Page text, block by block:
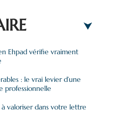
Ehpad vérifie vraiment
: le vrai levier d’une
professionnelle
valoriser dans votre lettre